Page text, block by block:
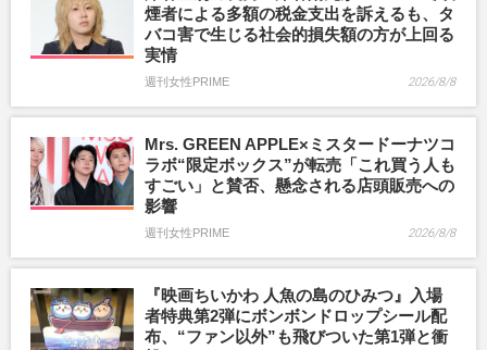
煙者による多額の税金支出を訴えるも、タ
バコ害で生じる社会的損失額の方が上回る
実情
週刊女性PRIME 2026/8/8
Mrs. GREEN APPLE×ミスタードーナツコ
ラボ“限定ボックス”が転売「これ買う人も
すごい」と賛否、懸念される店頭販売への
影響
週刊女性PRIME 2026/8/8
『映画ちいかわ 人魚の島のひみつ』入場
者特典第2弾にボンボンドロップシール配
布、“ファン以外”も飛びついた第1弾と衝